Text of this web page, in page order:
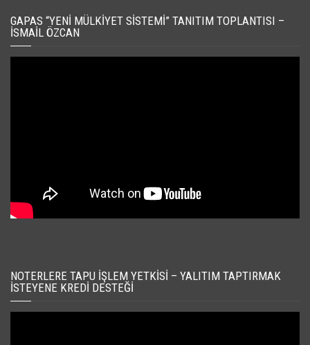
GAPAS “YENI MÜLKIYET SISTEMI” TANITIM TOPLANTISI –
İSMAIL ÖZCAN
NOTERLERE TAPU İŞLEM YETKISI – YALITIM TAPTIRMAK
İSTEYENE KREDI DESTEĞI